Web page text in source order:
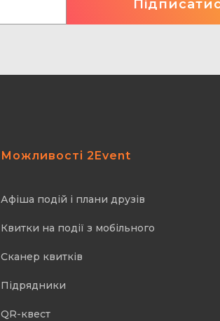
Можливості 2Event
Афіша подій і плани друзів
Квитки на події з мобільного
Cканер квитків
Підрядники
QR-квест